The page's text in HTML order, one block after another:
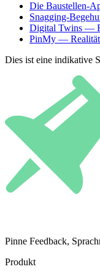
Die Baustellen-
Snagging-
Digital Twins —
PinMy — Realität
Dies ist eine indikative
Pinne Feedback,
Produkt